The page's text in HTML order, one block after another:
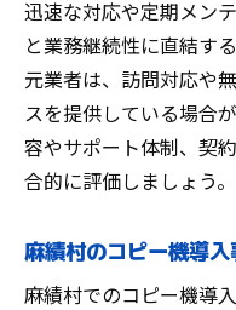
コピー機の維
コピー機導入
コツ
コピー機コ
用術
コピー機の最
コピー機業界
迅速な対応や定期メン
と業務継続性に直結す
元業者は、訪問対応や
スを提供している場合
容やサポート体制、契
合的に評価しましょう。
麻績村のコピー機導
麻績村でのコピー機導